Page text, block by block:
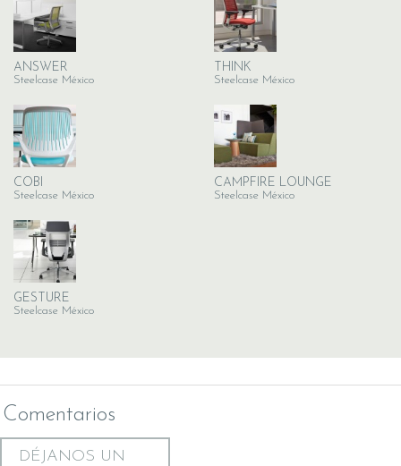
ANSWER
Steelcase México
THINK
Steelcase México
COBI
Steelcase México
CAMPFIRE LOUNGE
Steelcase México
GESTURE
Steelcase México
Comentarios
DÉJANOS UN